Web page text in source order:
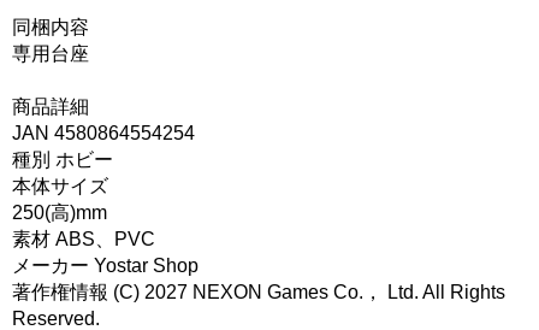
同梱内容
専用台座
商品詳細
JAN 4580864554254
種別 ホビー
本体サイズ
250(高)mm
素材 ABS、PVC
メーカー Yostar Shop
著作権情報 (C) 2027 NEXON Games Co.， Ltd. All Rights
Reserved.